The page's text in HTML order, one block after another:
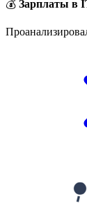
💰 Зарплаты в